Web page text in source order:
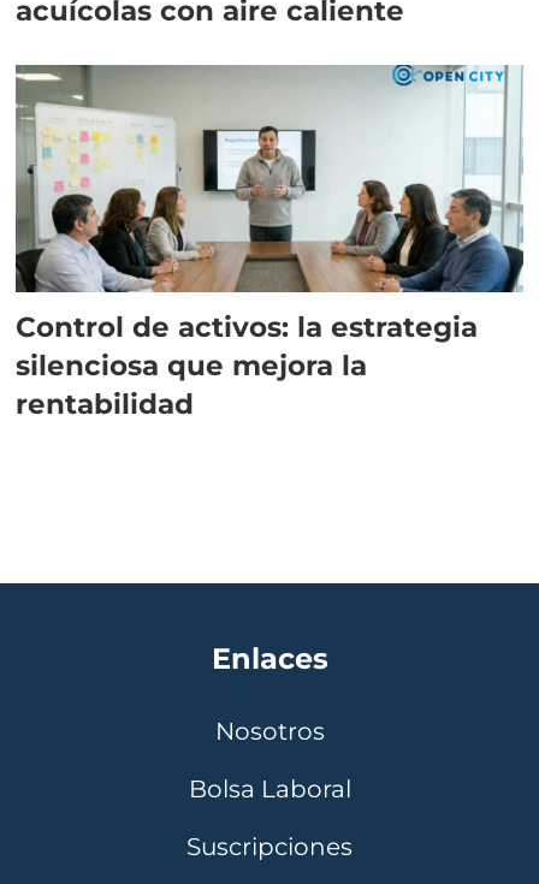
acuícolas con aire caliente
Control de activos: la estrategia
silenciosa que mejora la
rentabilidad
Enlaces
Nosotros
Bolsa Laboral
Suscripciones